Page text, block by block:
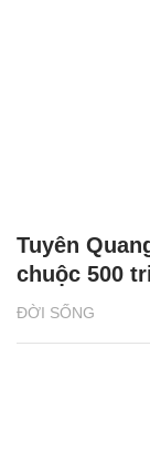
ĐỜI SỐNG
Tuyên
chuộc 500